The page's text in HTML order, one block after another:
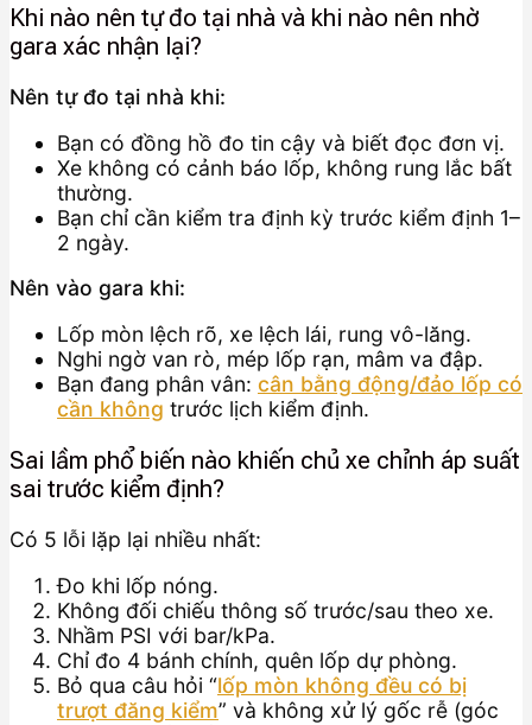
Khi nào nên tự đo tại nhà và khi nào nên nhờ
gara xác nhận lại?
Nên tự đo tại nhà khi:
Bạn có đồng hồ đo tin cậy và biết đọc đơn vị.
Xe không có cảnh báo lốp, không rung lắc bất
thường.
Bạn chỉ cần kiểm tra định kỳ trước kiểm định 1–
2 ngày.
Nên vào gara khi:
Lốp mòn lệch rõ, xe lệch lái, rung vô-lăng.
Nghi ngờ van rò, mép lốp rạn, mâm va đập.
Bạn đang phân vân: cân bằng động/đảo lốp có
cần không trước lịch kiểm định.
Sai lầm phổ biến nào khiến chủ xe chỉnh áp suất
sai trước kiểm định?
Có 5 lỗi lặp lại nhiều nhất:
Đo khi lốp nóng.
Không đối chiếu thông số trước/sau theo xe.
Nhầm PSI với bar/kPa.
Chỉ đo 4 bánh chính, quên lốp dự phòng.
Bỏ qua câu hỏi “lốp mòn không đều có bị
trượt đăng kiểm” và không xử lý gốc rễ (góc